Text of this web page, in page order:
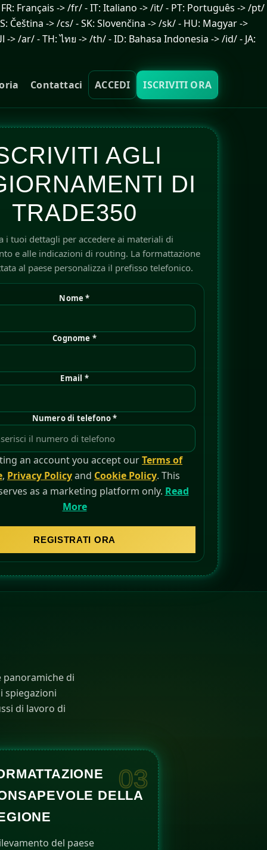
Français -> /fr/ - IT: Italiano -> /it/ - PT: Português -> /pt/
Čeština -> /cs/ - SK: Slovenčina -> /sk/ - HU: Magyar ->
Contattaci ACCEDI ISCRIVITI ORA
AGLI
DI
TRADE350
i tuoi dettagli per accedere ai materiali di
e alle indicazioni di routing. La formattazione
al paese personalizza il prefisso telefonico.
Nome *
Cognome *
Email *
Numero di telefono *
an account you accept ourTerms of
, Privacy Policyand Cookie Policy. This
as a marketing platform only. Read
More
REGISTRATI ORA
di
spiegazioni
di lavoro di
03
DELLA
del paese